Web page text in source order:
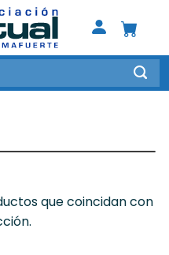
que coincidan con